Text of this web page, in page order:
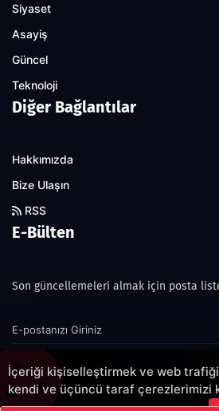
Siyaset
Asayiş
Güncel
Teknoloji
Diğer Bağlantılar
Hakkımızda
Bize Ulaşın
RSS
E-Bülten
Son güncellemeleri almak için posta
İçeriği kişiselleştirmek ve web
kendi ve üçüncü taraf çerezlerimizi